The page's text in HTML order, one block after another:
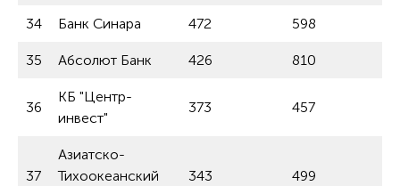
34 Банк Синара 472 598
35 Абсолют Банк 426 810
36
КБ "Центр-
инвест"
373 457
37
Азиатско-
Тихоокеанский
343 499